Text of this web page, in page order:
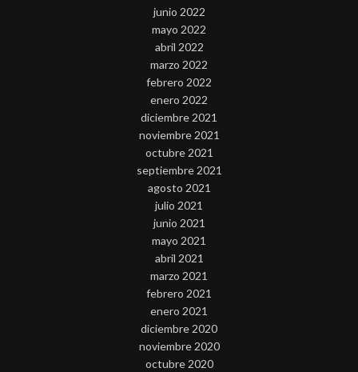
junio 2022
mayo 2022
abril 2022
marzo 2022
febrero 2022
enero 2022
diciembre 2021
noviembre 2021
octubre 2021
septiembre 2021
agosto 2021
julio 2021
junio 2021
mayo 2021
abril 2021
marzo 2021
febrero 2021
enero 2021
diciembre 2020
noviembre 2020
octubre 2020